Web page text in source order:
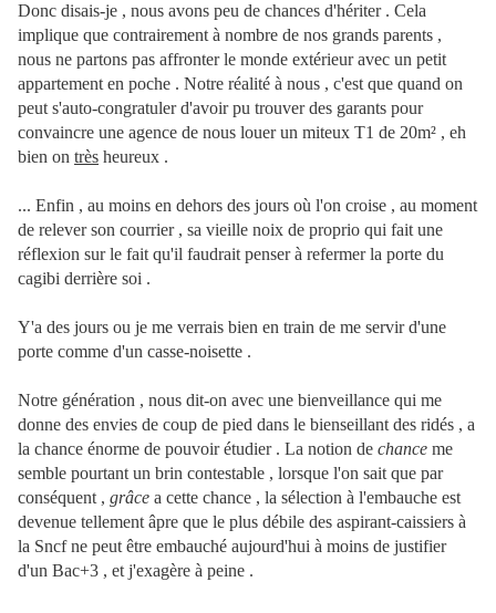
Donc disais-je , nous avons peu de chances d'hériter . Cela
implique que contrairement à nombre de nos grands parents ,
nous ne partons pas affronter le monde extérieur avec un petit
appartement en poche . Notre réalité à nous , c'est que quand on
peut s'auto-congratuler d'avoir pu trouver des garants pour
convaincre une agence de nous louer un miteux T1 de 20m² , eh
bien on très heureux .
... Enfin , au moins en dehors des jours où l'on croise , au moment
de relever son courrier , sa vieille noix de proprio qui fait une
réflexion sur le fait qu'il faudrait penser à refermer la porte du
cagibi derrière soi .
Y'a des jours ou je me verrais bien en train de me servir d'une
porte comme d'un casse-noisette .
Notre génération , nous dit-on avec une bienveillance qui me
donne des envies de coup de pied dans le bienseillant des ridés , a
la chance énorme de pouvoir étudier . La notion de chance me
semble pourtant un brin contestable , lorsque l'on sait que par
conséquent , grâce a cette chance , la sélection à l'embauche est
devenue tellement âpre que le plus débile des aspirant-caissiers à
la Sncf ne peut être embauché aujourd'hui à moins de justifier
d'un Bac+3 , et j'exagère à peine .